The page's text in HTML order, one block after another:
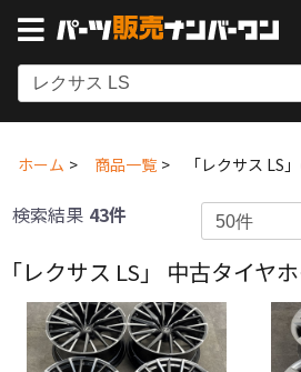
ホーム 商品一覧 「レクサス LS
検索結果 43件
「レクサス LS」 中古タイヤ